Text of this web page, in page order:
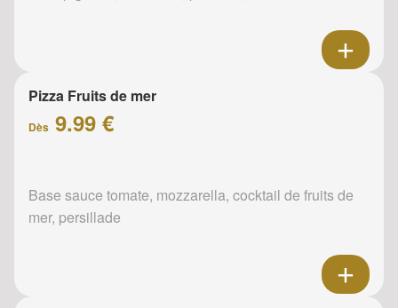
Pizza Fruits de mer
Dès 9.99 €
Base sauce tomate, mozzarella, cocktail de fruits de
mer, persillade